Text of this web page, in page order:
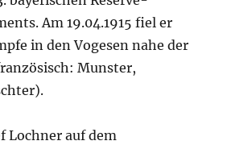
Am 19.04.1915 fiel er
in den Vogesen nahe der
Munster,
Lochner auf dem